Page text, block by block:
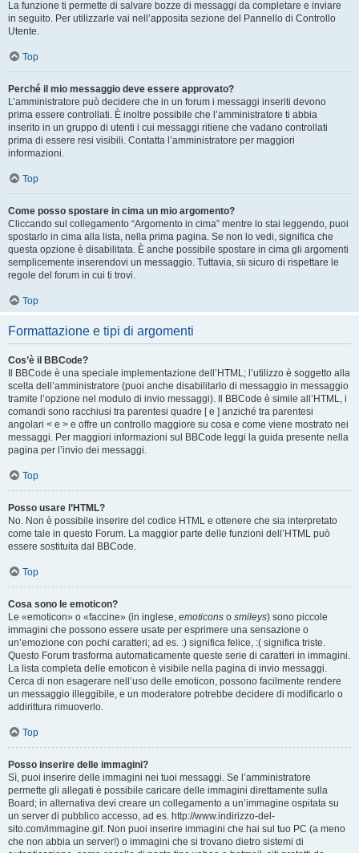
La funzione ti permette di salvare bozze di messaggi da completare e inviare
in seguito. Per utilizzarle vai nell’apposita sezione del Pannello di Controllo
Utente.
Top
Perché il mio messaggio deve essere approvato?
L’amministratore può decidere che in un forum i messaggi inseriti devono
prima essere controllati. È inoltre possibile che l’amministratore ti abbia
inserito in un gruppo di utenti i cui messaggi ritiene che vadano controllati
prima di essere resi visibili. Contatta l’amministratore per maggiori
informazioni.
Top
Come posso spostare in cima un mio argomento?
Cliccando sul collegamento “Argomento in cima” mentre lo stai leggendo, puoi
spostarlo in cima alla lista, nella prima pagina. Se non lo vedi, significa che
questa opzione è disabilitata. È anche possibile spostare in cima gli argomenti
semplicemente inserendovi un messaggio. Tuttavia, sii sicuro di rispettare le
regole del forum in cui ti trovi.
Top
Formattazione e tipi di argomenti
Cos’è il BBCode?
Il BBCode è una speciale implementazione dell’HTML; l’utilizzo è soggetto alla
scelta dell’amministratore (puoi anche disabilitarlo di messaggio in messaggio
tramite l’opzione nel modulo di invio messaggi). Il BBCode è simile all’HTML, i
comandi sono racchiusi tra parentesi quadre [ e ] anziché tra parentesi
angolari < e > e offre un controllo maggiore su cosa e come viene mostrato nei
messaggi. Per maggiori informazioni sul BBCode leggi la guida presente nella
pagina per l’invio dei messaggi.
Top
Posso usare l’HTML?
No. Non è possibile inserire del codice HTML e ottenere che sia interpretato
come tale in questo Forum. La maggior parte delle funzioni dell’HTML può
essere sostituita dal BBCode.
Top
Cosa sono le emoticon?
Le «emoticon» o «faccine» (in inglese, emoticons o smileys) sono piccole
immagini che possono essere usate per esprimere una sensazione o
un’emozione con pochi caratteri; ad es. :) significa felice, :( significa triste.
Questo Forum trasforma automaticamente queste serie di caratteri in immagini.
La lista completa delle emoticon è visibile nella pagina di invio messaggi.
Cerca di non esagerare nell’uso delle emoticon, possono facilmente rendere
un messaggio illeggibile, e un moderatore potrebbe decidere di modificarlo o
addirittura rimuoverlo.
Top
Posso inserire delle immagini?
Sì, puoi inserire delle immagini nei tuoi messaggi. Se l’amministratore
permette gli allegati è possibile caricare delle immagini direttamente sulla
Board; in alternativa devi creare un collegamento a un’immagine ospitata su
un server di pubblico accesso, ad es. http://www.indirizzo-del-
sito.com/immagine.gif. Non puoi inserire immagini che hai sul tuo PC (a meno
che non abbia un server!) o immagini che si trovano dietro sistemi di